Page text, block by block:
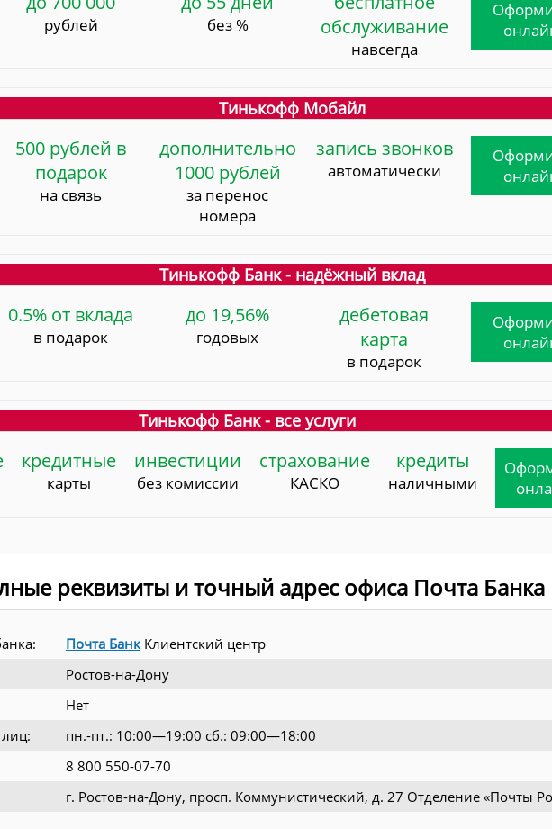
рублей без %
обслуживание
навсегда
Тинькофф Мобайл
500 рублей в
подарок
на связь
дополнительно
1000 рублей
за перенос
номера
запись звонков
автоматически
Тинькофф Банк - надёжный вклад
0.5% от вклада
в подарок
до 19,56%
годовых
дебетовая
карта
в подарок
Тинькофф Банк - все услуги
кредитные
карты
инвестиции
без комиссии
страхование
КАСКО
кредиты
наличными
реквизиты и точный адрес офиса Почта Банка
Почта Банк Клиентский центр
Ростов-на-Дону
Нет
пн.-пт.: 10:00—19:00 сб.: 09:00—18:00
8 800 550-07-70
г. Ростов-на-Дону, просп. Коммунистический, д. 27 Отделение «Почты